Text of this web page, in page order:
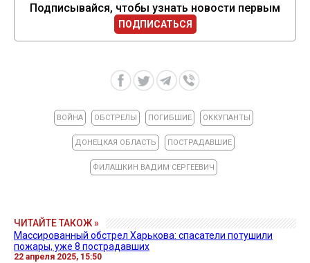
Подписывайся, чтобы узнать новости первым
ПОДПИСАТЬСЯ
ВОЙНА ОБСТРЕЛЫ ПОГИБШИЕ ОККУПАНТЫ
ДОНЕЦКАЯ ОБЛАСТЬ ПОСТРАДАВШИЕ
ФИЛАШКИН ВАДИМ СЕРГЕЕВИЧ
ЧИТАЙТЕ ТАКОЖ »
Массированный обстрел Харькова: спасатели потушили
пожары, уже 8 пострадавших
22 апреля 2025, 15:50